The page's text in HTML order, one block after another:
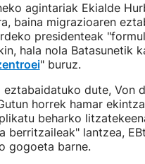
agintariak Ekialde
baina migrazioaren
presidenteak
hala nola Batasunetik
" buruz.
dute, Von
horrek hamar
beharko
berritzaileak" lantzea,
gogoeta barne.